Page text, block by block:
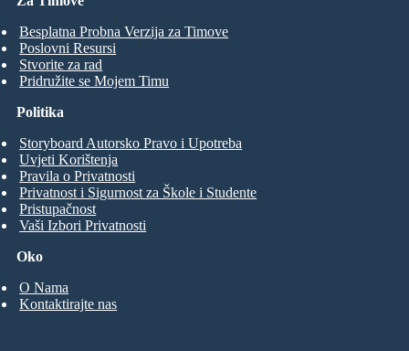
Besplatna Probna Verzija za Timove
Poslovni Resursi
Stvorite za rad
Pridružite se Mojem Timu
Oko
O Nama
Kontaktirajte nas
Politika
Storyboard Autorsko Pravo i Upotreba
Uvjeti Korištenja
Pravila o Privatnosti
Privatnost i Sigurnost za Škole i Studente
Pristupačnost
Vaši Izbori Privatnosti